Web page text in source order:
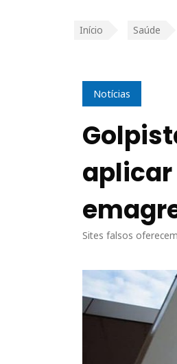
Início Saúde
Notícias
Sites falsos